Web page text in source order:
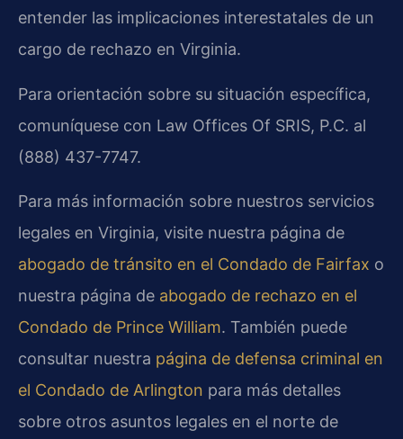
entender las implicaciones interestatales de un
cargo de rechazo en Virginia.
Para orientación sobre su situación específica,
comuníquese con Law Offices Of SRIS, P.C. al
(888) 437-7747.
Para más información sobre nuestros servicios
legales en Virginia, visite nuestra página de
abogado de tránsito en el Condado de Fairfax o
nuestra página de abogado de rechazo en el
Condado de Prince William. También puede
consultar nuestra página de defensa criminal en
el Condado de Arlington para más detalles
sobre otros asuntos legales en el norte de